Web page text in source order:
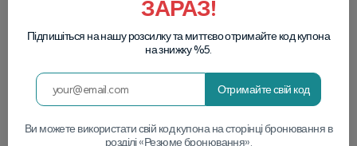
ЗАРАЗ!
Підпишіться на нашу розсилку та миттєво отримайте код купона
на знижку %5.
Отримайте свій код
Ви можете використати свій код купона на сторінці бронювання в
розділі «Резюме бронювання».